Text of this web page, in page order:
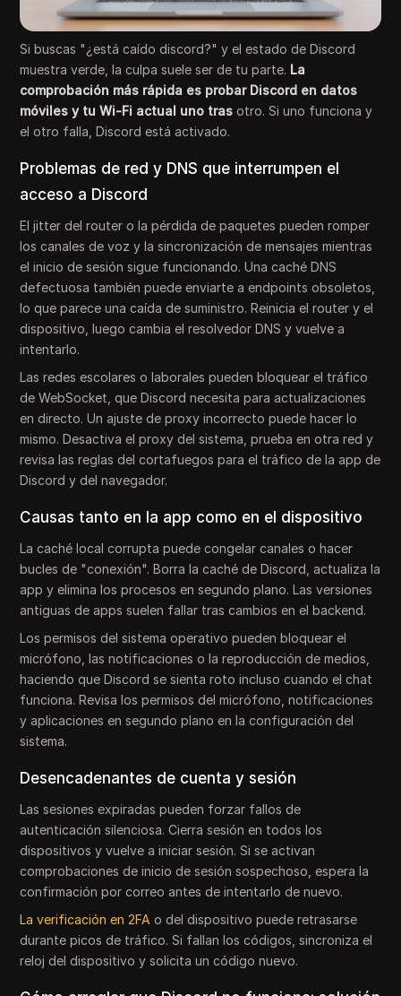
Si buscas "¿está caído discord?" y el estado de Discord
muestra verde, la culpa suele ser de tu parte. La
comprobación más rápida es probar Discord en datos
móviles y tu Wi-Fi actual uno tras otro. Si uno funciona y
el otro falla, Discord está activado.
Problemas de red y DNS que interrumpen el
acceso a Discord
El jitter del router o la pérdida de paquetes pueden romper
los canales de voz y la sincronización de mensajes mientras
el inicio de sesión sigue funcionando. Una caché DNS
defectuosa también puede enviarte a endpoints obsoletos,
lo que parece una caída de suministro. Reinicia el router y el
dispositivo, luego cambia el resolvedor DNS y vuelve a
intentarlo.
Las redes escolares o laborales pueden bloquear el tráfico
de WebSocket, que Discord necesita para actualizaciones
en directo. Un ajuste de proxy incorrecto puede hacer lo
mismo. Desactiva el proxy del sistema, prueba en otra red y
revisa las reglas del cortafuegos para el tráfico de la app de
Discord y del navegador.
Causas tanto en la app como en el dispositivo
La caché local corrupta puede congelar canales o hacer
bucles de "conexión". Borra la caché de Discord, actualiza la
app y elimina los procesos en segundo plano. Las versiones
antiguas de apps suelen fallar tras cambios en el backend.
Los permisos del sistema operativo pueden bloquear el
micrófono, las notificaciones o la reproducción de medios,
haciendo que Discord se sienta roto incluso cuando el chat
funciona. Revisa los permisos del micrófono, notificaciones
y aplicaciones en segundo plano en la configuración del
sistema.
Desencadenantes de cuenta y sesión
Las sesiones expiradas pueden forzar fallos de
autenticación silenciosa. Cierra sesión en todos los
dispositivos y vuelve a iniciar sesión. Si se activan
comprobaciones de inicio de sesión sospechoso, espera la
confirmación por correo antes de intentarlo de nuevo.
La verificación en 2FA o del dispositivo puede retrasarse
durante picos de tráfico. Si fallan los códigos, sincroniza el
reloj del dispositivo y solicita un código nuevo.